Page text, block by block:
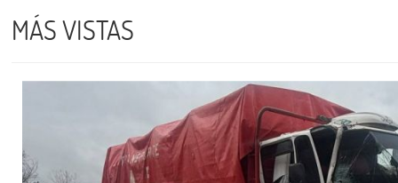
MÁS VISTAS